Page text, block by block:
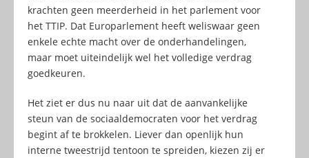
krachten geen meerderheid in het parlement voor
het TTIP. Dat Europarlement heeft weliswaar geen
enkele echte macht over de onderhandelingen,
maar moet uiteindelijk wel het volledige verdrag
goedkeuren.
Het ziet er dus nu naar uit dat de aanvankelijke
steun van de sociaaldemocraten voor het verdrag
begint af te brokkelen. Liever dan openlijk hun
interne tweestrijd tentoon te spreiden, kiezen zij er